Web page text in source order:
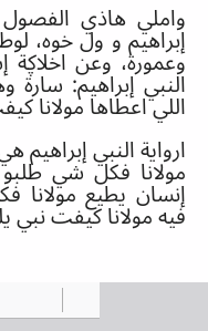
واملي هاذي الفصول
إبراهيم و ول خوه،
وعمورة، وعن
النبي إبراهيم: سارة
اللي اعطاها مولانا
ارواية النبي إبراهيم
مولانا فكل شي
إنسان يطيع مولانا
فيه مولانا كيفت